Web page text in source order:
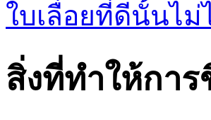
ใบเลื่อยที่ดีนั้นไ
สิ่งที่ทำให้กา